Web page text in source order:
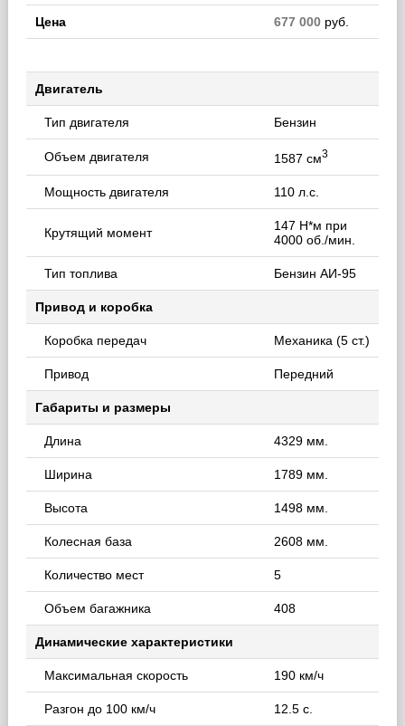
Цена 677 000руб.
Двигатель
Тип двигателя Бензин
Объем двигателя 1587 см3
Мощность двигателя 110 л.с.
Крутящий момент
147 Н*м при
4000 об./мин.
Тип топлива Бензин АИ-95
Привод и коробка
Коробка передач Механика (5 ст.)
Привод Передний
Габариты и размеры
Длина 4329 мм.
Ширина 1789 мм.
Высота 1498 мм.
Колесная база 2608 мм.
Количество мест 5
Объем багажника 408
Динамические характеристики
Максимальная скорость 190 км/ч
Разгон до 100 км/ч 12.5 с.